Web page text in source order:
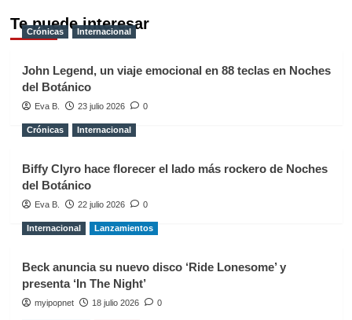
Te puede interesar
Crónicas Internacional
John Legend, un viaje emocional en 88 teclas en Noches
del Botánico
Eva B. 23 julio 2026 0
Crónicas Internacional
Biffy Clyro hace florecer el lado más rockero de Noches
del Botánico
Eva B. 22 julio 2026 0
Internacional Lanzamientos
Beck anuncia su nuevo disco ‘Ride Lonesome’ y
presenta ‘In The Night’
myipopnet 18 julio 2026 0